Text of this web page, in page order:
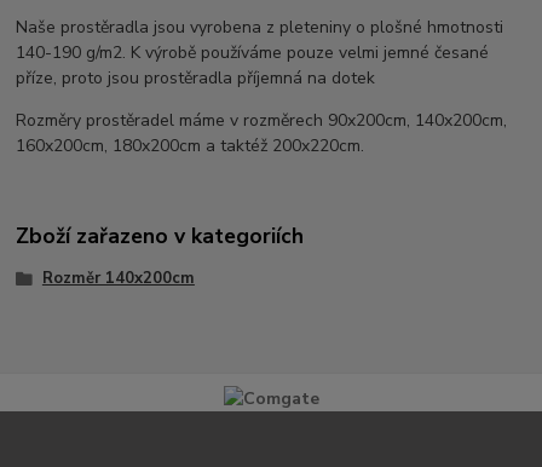
Naše prostěradla jsou vyrobena z pleteniny o plošné hmotnosti
140-190 g/m2. K výrobě používáme pouze velmi jemné česané
příze, proto jsou prostěradla příjemná na dotek
Rozměry prostěradel máme v rozměrech 90x200cm, 140x200cm,
160x200cm, 180x200cm a taktéž 200x220cm.
Zboží zařazeno v kategoriích
Rozměr 140x200cm